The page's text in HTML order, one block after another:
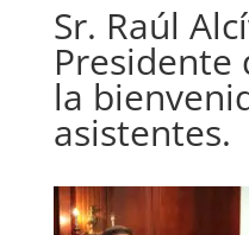
Sr. Raúl
Presidente
la
asistentes.